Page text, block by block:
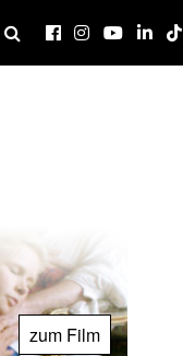
zum Film